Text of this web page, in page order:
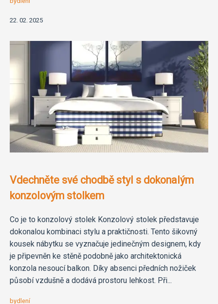
22. 02. 2025
Vdechněte své chodbě styl s dokonalým
konzolovým stolkem
Co je to konzolový stolek Konzolový stolek představuje
dokonalou kombinaci stylu a praktičnosti. Tento šikovný
kousek nábytku se vyznačuje jedinečným designem, kdy
je připevněn ke stěně podobně jako architektonická
konzola nesoucí balkon. Díky absenci předních nožiček
působí vzdušně a dodává prostoru lehkost. Při...
bydlení